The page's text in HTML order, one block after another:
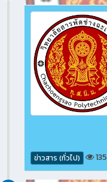
ข่าวสาร (ทั่วไป) 135